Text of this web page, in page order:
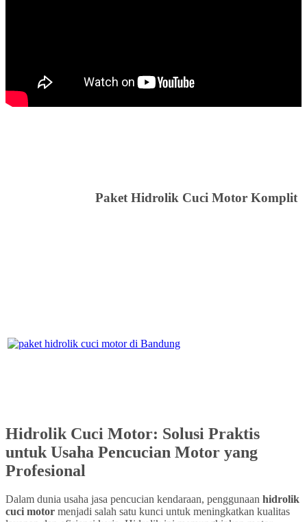
Paket Hidrolik Cuci Motor Komplit
Hidrolik Cuci Motor: Solusi Praktis
untuk Usaha Pencucian Motor yang
Profesional
Dalam dunia usaha jasa pencucian kendaraan, penggunaan hidrolik
cuci motor menjadi salah satu kunci untuk meningkatkan kualitas